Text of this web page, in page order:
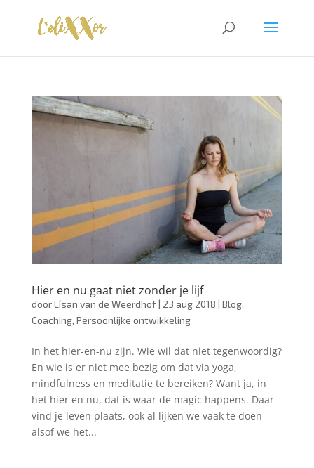
Hier en nu gaat niet zonder je lijf
doorLísan van de Weerdhof| 23 aug 2018 | Blog,
Coaching, Persoonlijke ontwikkeling
In het hier-en-nu zijn. Wie wil dat niet tegenwoordig?
En wie is er niet mee bezig om dat via yoga,
mindfulness en meditatie te bereiken? Want ja, in
het hier en nu, dat is waar de magic happens. Daar
vind je leven plaats, ook al lijken we vaak te doen
alsof we het...